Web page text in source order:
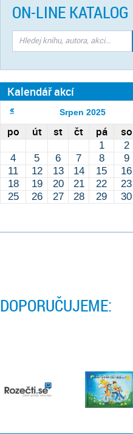
ON-LINE KATALOG
Kalendář akcí
Srpen 2025
po út st čt pá so
1 2
4
5 6 7 8 9
11
12 13 14 15 16
18
19 20 21 22 23
25
26 27 28 29 30
DOPORUČUJEME: